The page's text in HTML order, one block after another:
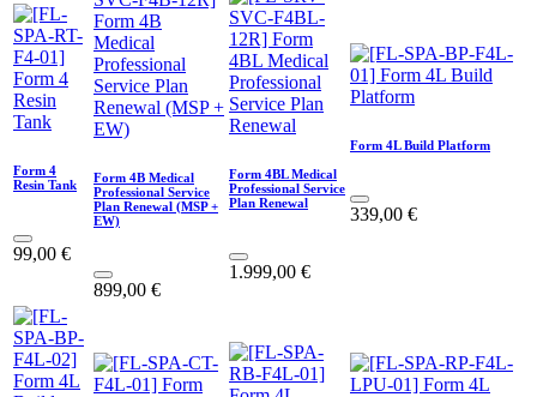
Form 4
Resin Tank
99,00 €
Form 4B Medical
Professional Service
Plan Renewal (MSP +
EW)
899,00 €
Form 4BL Medical
Professional Service
Plan Renewal
1.999,00 €
Form 4L Build Platform
339,00 €